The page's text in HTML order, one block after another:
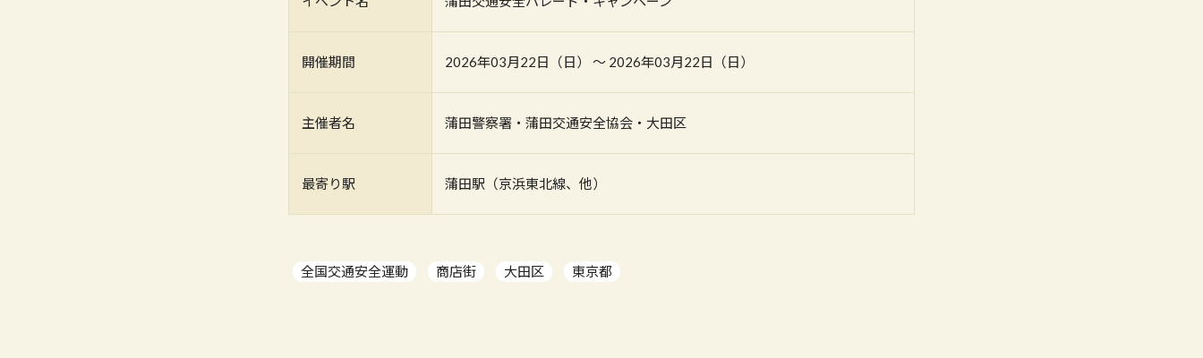
開催期間 2026年03月22日（日） 〜 2026年03月22日（日）
主催者名 蒲田警察署・蒲田交通安全協会・大田区
最寄り駅 蒲田駅（京浜東北線、他）
全国交通安全運動 商店街 大田区 東京都